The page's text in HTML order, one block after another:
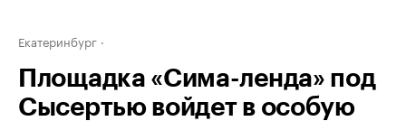
Екатеринбург
Площадка «Сима-ленда» под
Сысертью войдет в особую